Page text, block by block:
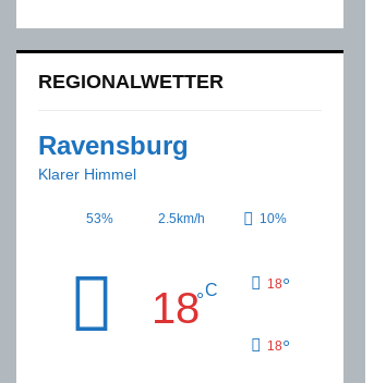
REGIONALWETTER
Ravensburg
Klarer Himmel
53% 2.5km/h 10%
18°C 18°
18°